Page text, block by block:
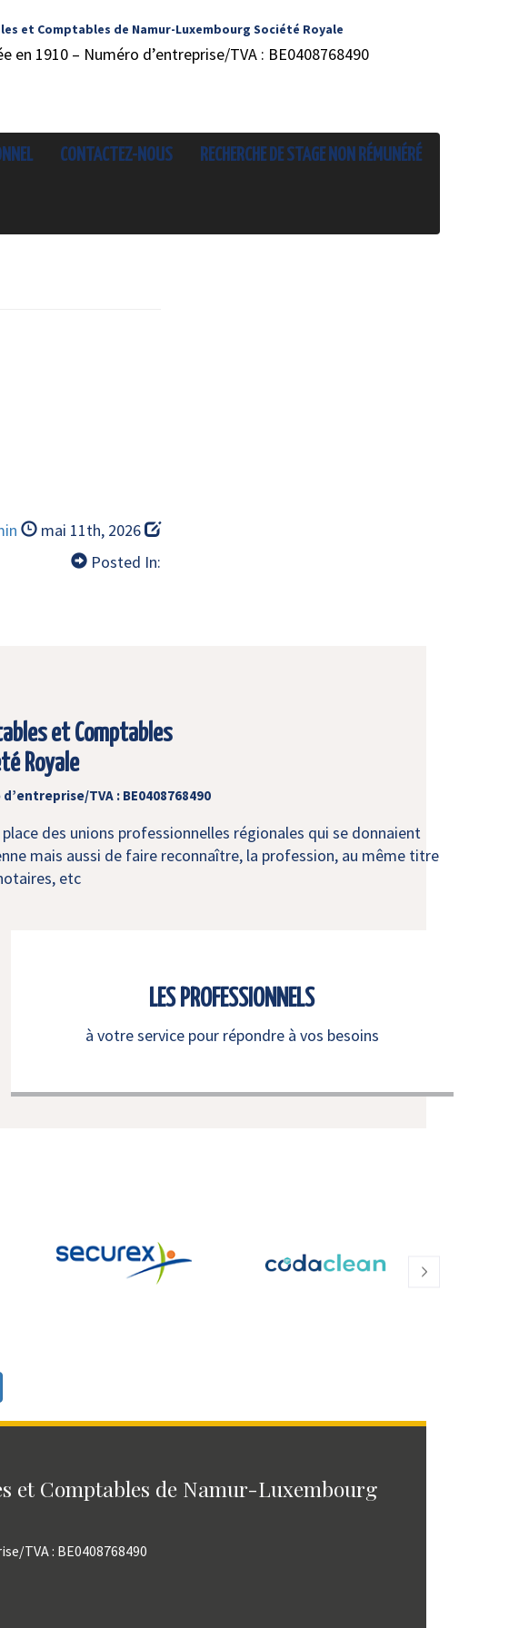
et Comptables de Namur-Luxembourg Société Royale
en 1910 – Numéro d’entreprise/TVA : BE0408768490
CONTACTEZ-NOUS RECHERCHE DE STAGE NON RÉMUNÉRÉ
mai 11th, 2026
Posted In:
et Comptables
Royale
TVA : BE0408768490
des unions professionnelles régionales qui se donnaient
mais aussi de faire reconnaître, la profession, au même titre
etc
LES PROFESSIONNELS
à votre service pour répondre à vos besoins
et Comptables de Namur-Luxembourg
TVA : BE0408768490